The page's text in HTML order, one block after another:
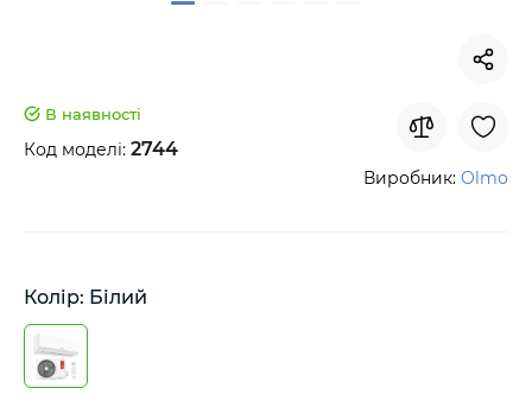
В наявності
Код моделі: 2744
Виробник: Olmo
Колір: Білий